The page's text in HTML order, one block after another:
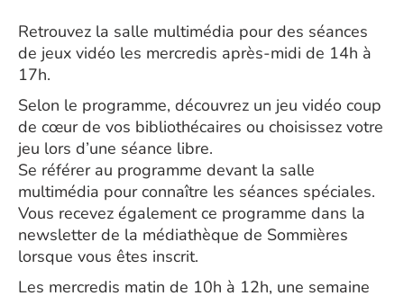
Retrouvez la salle multimédia pour des séances
de jeux vidéo les mercredis après-midi de 14h à
17h.
Selon le programme, découvrez un jeu vidéo coup
de cœur de vos bibliothécaires ou choisissez votre
jeu lors d’une séance libre.
Se référer au programme devant la salle
multimédia pour connaître les séances spéciales.
Vous recevez également ce programme dans la
newsletter de la médiathèque de Sommières
lorsque vous êtes inscrit.
Les mercredis matin de 10h à 12h, une semaine